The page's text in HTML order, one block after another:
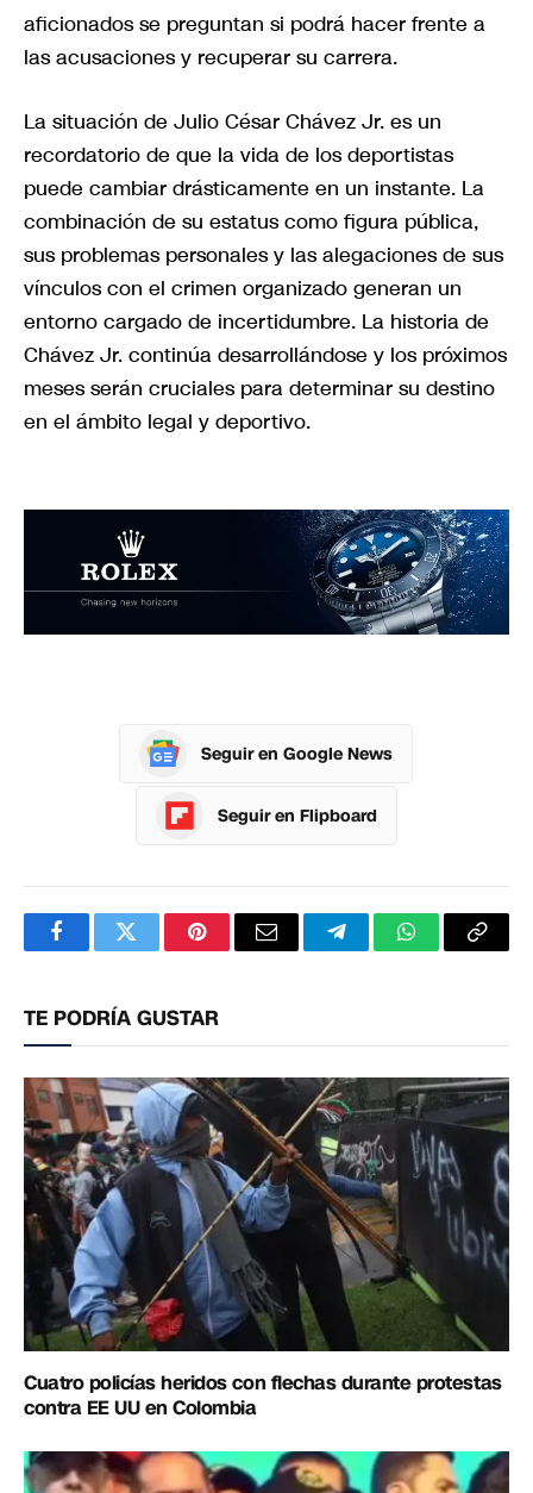
aficionados se preguntan si podrá hacer frente a
las acusaciones y recuperar su carrera.
La situación de Julio César Chávez Jr. es un
recordatorio de que la vida de los deportistas
puede cambiar drásticamente en un instante. La
combinación de su estatus como figura pública,
sus problemas personales y las alegaciones de sus
vínculos con el crimen organizado generan un
entorno cargado de incertidumbre. La historia de
Chávez Jr. continúa desarrollándose y los próximos
meses serán cruciales para determinar su destino
en el ámbito legal y deportivo.
Seguir en Google News
Seguir en Flipboard
FacebookTwitterPinterestCorreoTelegramWhatsApp
TE PODRÍA GUSTAR
Cuatro policías heridos con flechas durante protestas
contra EE UU en Colombia